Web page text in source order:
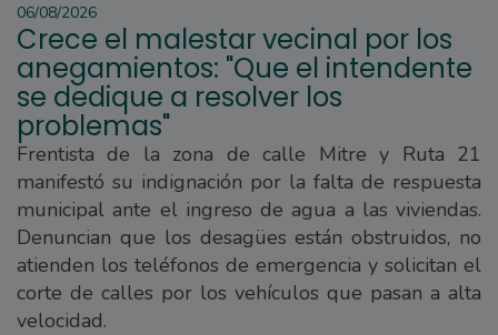
06/08/2026
Crece el malestar vecinal por los
anegamientos: "Que el intendente
se dedique a resolver los
problemas"
Frentista de la zona de calle Mitre y Ruta 21
manifestó su indignación por la falta de respuesta
municipal ante el ingreso de agua a las viviendas.
Denuncian que los desagües están obstruidos, no
atienden los teléfonos de emergencia y solicitan el
corte de calles por los vehículos que pasan a alta
velocidad.